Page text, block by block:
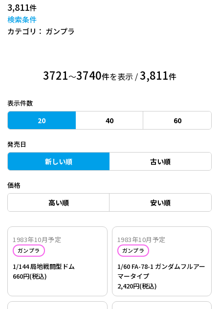
3,811件
検索条件
カテゴリ： ガンプラ
3721〜3740件を表示 /3,811件
表示件数
20 40 60
発売日
新しい順 古い順
価格
高い順 安い順
1983年10月予定
ガンプラ
1/144 局地戦闘型ドム
660円(税込)
1983年10月予定
ガンプラ
1/60 FA-78-1 ガンダムフルアー
マータイプ
2,420円(税込)